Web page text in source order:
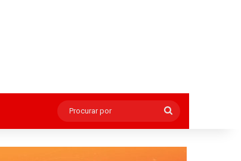
Procurar
por